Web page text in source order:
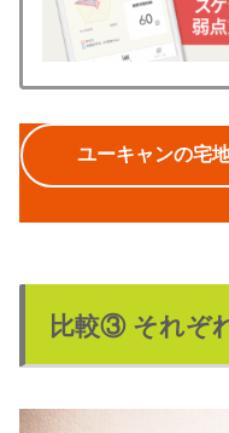
ユーキャンの宅
比較③ それぞ